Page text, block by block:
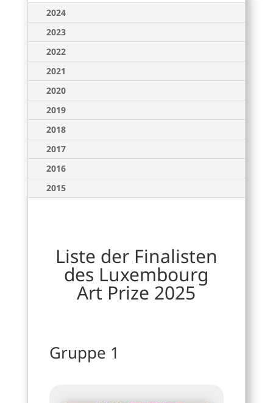
2024
2023
2022
2021
2020
2019
2018
2017
2016
2015
Liste der Finalisten
des Luxembourg
Art Prize 2025
Gruppe 1